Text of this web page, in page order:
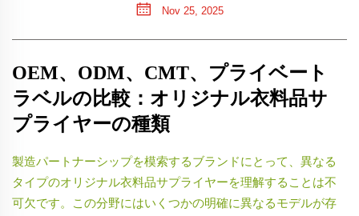
Nov 25, 2025
OEM、ODM、CMT、プライベート
ラベルの比較：オリジナル衣料品サ
プライヤーの種類
製造パートナーシップを模索するブランドにとって、異なる
タイプのオリジナル衣料品サプライヤーを理解することは不
可欠です。この分野にはいくつかの明確に異なるモデルが存